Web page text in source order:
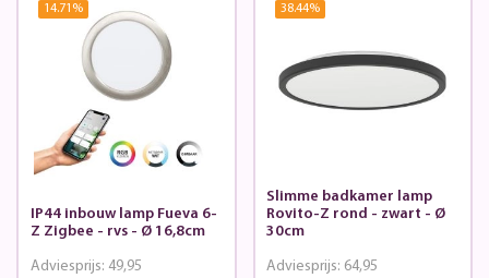
14.71 %
IP44 inbouw lamp Fueva 6-
Z Zigbee - rvs - Ø 16,8cm
Adviesprijs: 49,95
38.44%
Slimme badkamer lamp
Rovito-Z rond - zwart - Ø
30cm
Adviesprijs: 64,95